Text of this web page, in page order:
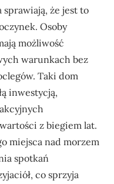
że jest to
Osoby
możliwość
warunkach bez
Taki dom
inwestycją,
z biegiem lat.
miejsca nad morzem
spotkań
co sprzyja